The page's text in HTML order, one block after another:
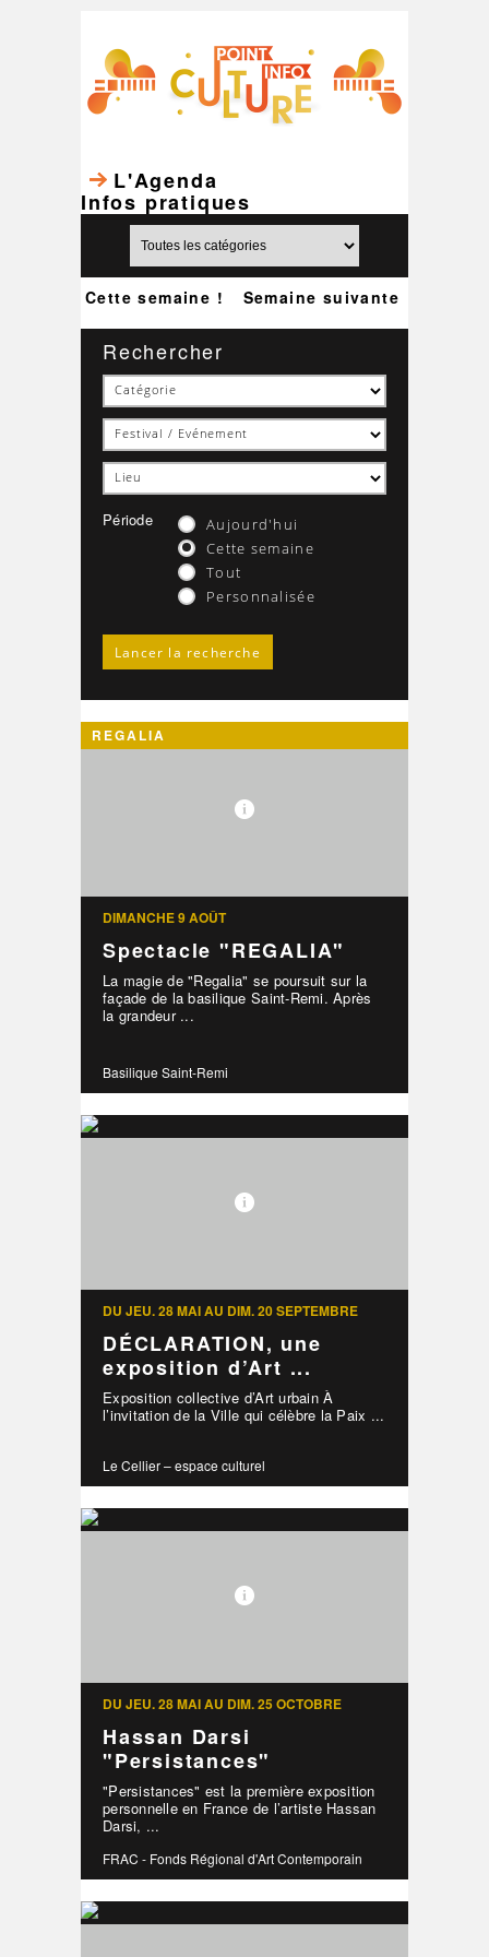
L'Agenda
Infos pratiques
Semaine suivante
Cette semaine !
Rechercher
Période
Aujourd'hui
Cette semaine
Tout
Personnalisée
REGALIA
DIMANCHE 9 AOÛT
Spectacle "REGALIA"
La magie de "Regalia" se poursuit sur la
façade de la basilique Saint-Remi. Après
la grandeur ...
Basilique Saint-Remi
DU JEU. 28 MAI AU DIM. 20 SEPTEMBRE
DÉCLARATION, une
exposition d’Art ...
Exposition collective d’Art urbain À
l’invitation de la Ville qui célèbre la Paix ...
Le Cellier – espace culturel
DU JEU. 28 MAI AU DIM. 25 OCTOBRE
Hassan Darsi
"Persistances"
"Persistances" est la première exposition
personnelle en France de l’artiste Hassan
Darsi, ...
FRAC - Fonds Régional d'Art Contemporain